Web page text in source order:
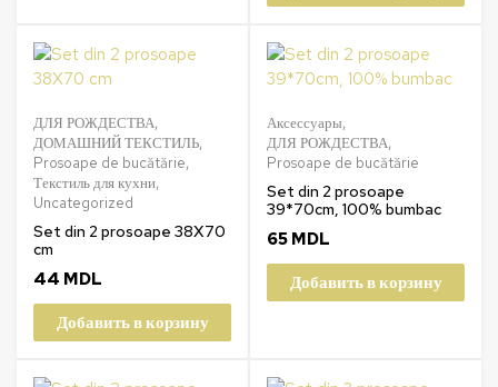
ДЛЯ РОЖДЕСТВА,
ДОМАШНИЙ ТЕКСТИЛЬ,
Prosoape de bucătărie,
Текстиль для кухни,
Uncategorized
Set din 2 prosoape 38X70
cm
44 MDL
Добавить в корзину
Аксессуары,
ДЛЯ РОЖДЕСТВА,
Prosoape de bucătărie
Set din 2 prosoape
39*70cm, 100% bumbac
65 MDL
Добавить в корзину